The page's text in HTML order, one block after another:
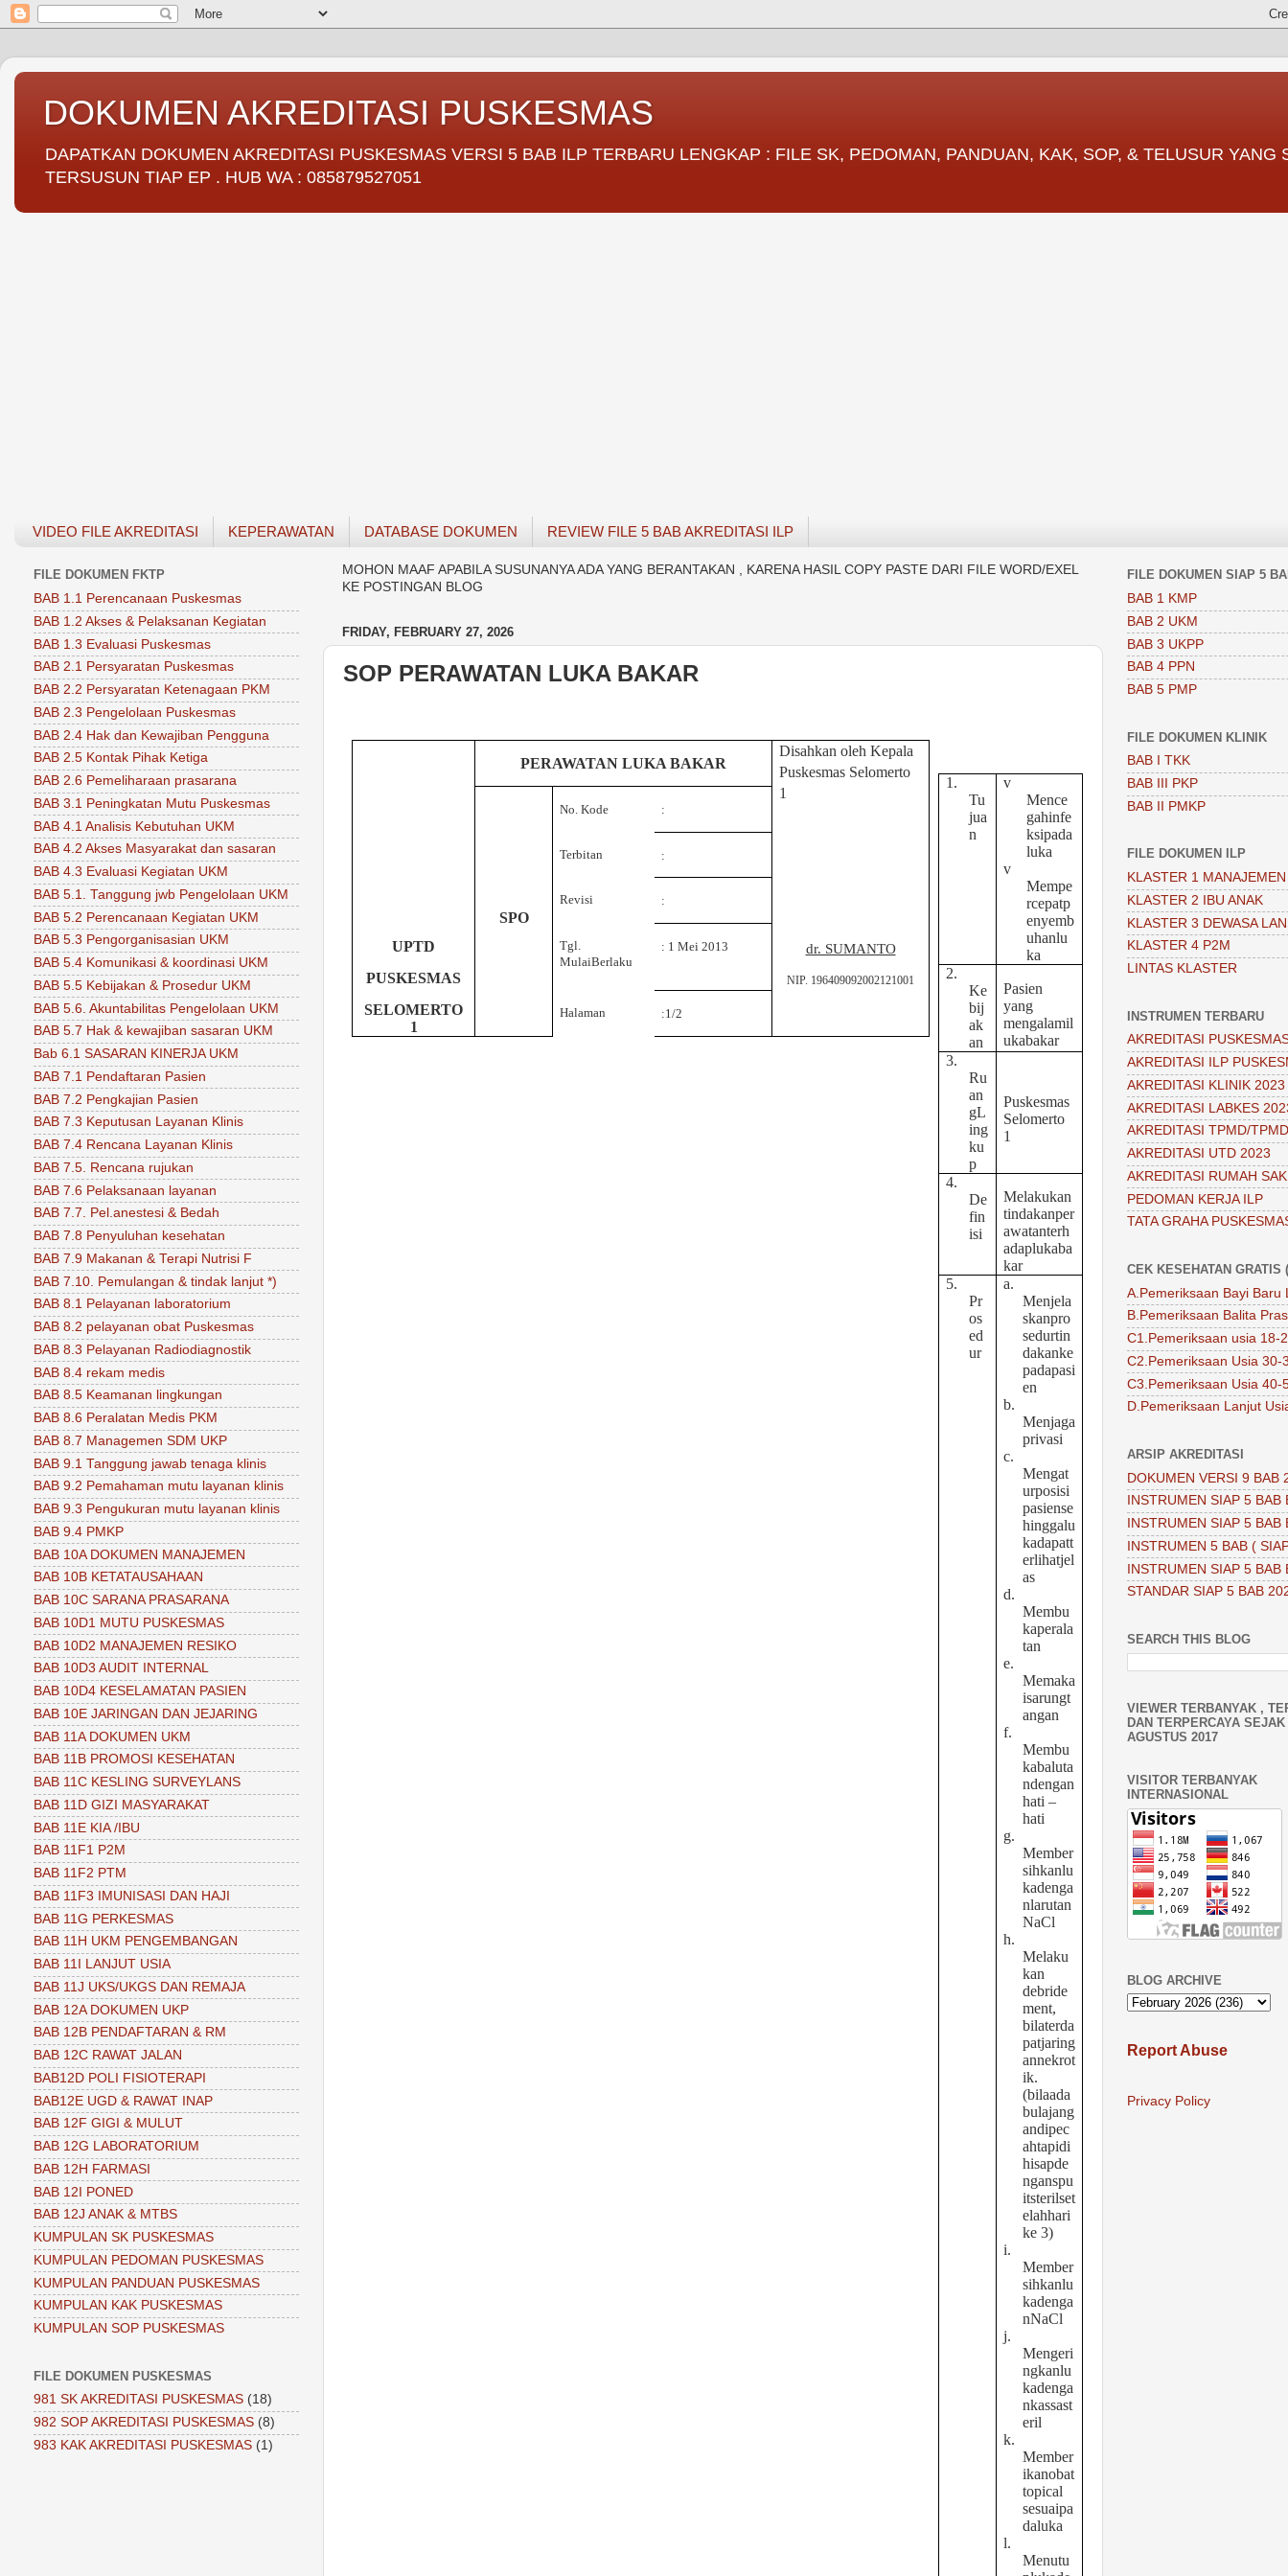
DOKUMEN AKREDITASI PUSKESMAS
DAPATKAN DOKUMEN AKREDITASI PUSKESMAS VERSI 5 BAB ILP TERBARU LENGKAP : FILE SK, PEDOMAN, PANDUAN, KAK, SOP, & TELUSUR YANG
TERSUSUN TIAP EP . HUB WA : 085879527051
VIDEO FILE AKREDITASI KEPERAWATAN DATABASE DOKUMEN REVIEW FILE 5 BAB AKREDITASI ILP
MOHON MAAF APABILA SUSUNANYA ADA YANG BERANTAKAN , KARENA HASIL COPY PASTE DARI FILE WORD/EXEL
KE POSTINGAN BLOG
FRIDAY, FEBRUARY 27, 2026
SOP PERAWATAN LUKA BAKAR
UPTD
PUSKESMAS
SELOMERTO
1
PERAWATAN LUKA BAKAR
Disahkan oleh Kepala
Puskesmas Selomerto
1
dr. SUMANTO
NIP. 196409092002121001
SPO
No. Kode :
Terbitan :
Revisi :
Tgl.
MulaiBerlaku
: 1 Mei 2013
Halaman :1/2
1.
Tu
jua
n
v
Mence
gahinfe
ksipada
luka
v
Mempe
rcepatp
enyemb
uhanlu
ka
2.
Ke
bij
ak
an
Pasien
yang
mengalamil
ukabakar
3.
Ru
an
gL
ing
ku
p
Puskesmas
Selomerto
1
4.
De
fin
isi
Melakukan
tindakanper
awatanterh
adaplukaba
kar
5.
Pr
os
ed
ur
a.
Menjela
skanpro
sedurtin
dakanke
padapasi
en
b.
Menjaga
privasi
c.
Mengat
urposisi
pasiense
hinggalu
kadapatt
erlihatjel
as
d.
Membu
kaperala
tan
e.
Memaka
isarungt
angan
f.
Membu
kabaluta
ndengan
hati –
hati
g.
Member
sihkanlu
kadenga
nlarutan
NaCl
h.
Melaku
kan
debride
ment,
bilaterda
patjaring
annekrot
ik.
(bilaada
bulajang
andipec
ahtapidi
hisapde
nganspu
itsterilset
elahhari
ke 3)
i.
Member
sihkanlu
kadenga
nNaCl
j.
Mengeri
ngkanlu
kadenga
nkassast
eril
k.
Member
ikanobat
topical
sesuaipa
daluka
l.
Menutu
FILE DOKUMEN FKTP
BAB 1.1 Perencanaan Puskesmas
BAB 1.2 Akses & Pelaksanan Kegiatan
BAB 1.3 Evaluasi Puskesmas
BAB 2.1 Persyaratan Puskesmas
BAB 2.2 Persyaratan Ketenagaan PKM
BAB 2.3 Pengelolaan Puskesmas
BAB 2.4 Hak dan Kewajiban Pengguna
BAB 2.5 Kontak Pihak Ketiga
BAB 2.6 Pemeliharaan prasarana
BAB 3.1 Peningkatan Mutu Puskesmas
BAB 4.1 Analisis Kebutuhan UKM
BAB 4.2 Akses Masyarakat dan sasaran
BAB 4.3 Evaluasi Kegiatan UKM
BAB 5.1. Tanggung jwb Pengelolaan UKM
BAB 5.2 Perencanaan Kegiatan UKM
BAB 5.3 Pengorganisasian UKM
BAB 5.4 Komunikasi & koordinasi UKM
BAB 5.5 Kebijakan & Prosedur UKM
BAB 5.6. Akuntabilitas Pengelolaan UKM
BAB 5.7 Hak & kewajiban sasaran UKM
Bab 6.1 SASARAN KINERJA UKM
BAB 7.1 Pendaftaran Pasien
BAB 7.2 Pengkajian Pasien
BAB 7.3 Keputusan Layanan Klinis
BAB 7.4 Rencana Layanan Klinis
BAB 7.5. Rencana rujukan
BAB 7.6 Pelaksanaan layanan
BAB 7.7. Pel.anestesi & Bedah
BAB 7.8 Penyuluhan kesehatan
BAB 7.9 Makanan & Terapi Nutrisi F
BAB 7.10. Pemulangan & tindak lanjut *)
BAB 8.1 Pelayanan laboratorium
BAB 8.2 pelayanan obat Puskesmas
BAB 8.3 Pelayanan Radiodiagnostik
BAB 8.4 rekam medis
BAB 8.5 Keamanan lingkungan
BAB 8.6 Peralatan Medis PKM
BAB 8.7 Managemen SDM UKP
BAB 9.1 Tanggung jawab tenaga klinis
BAB 9.2 Pemahaman mutu layanan klinis
BAB 9.3 Pengukuran mutu layanan klinis
BAB 9.4 PMKP
BAB 10A DOKUMEN MANAJEMEN
BAB 10B KETATAUSAHAAN
BAB 10C SARANA PRASARANA
BAB 10D1 MUTU PUSKESMAS
BAB 10D2 MANAJEMEN RESIKO
BAB 10D3 AUDIT INTERNAL
BAB 10D4 KESELAMATAN PASIEN
BAB 10E JARINGAN DAN JEJARING
BAB 11A DOKUMEN UKM
BAB 11B PROMOSI KESEHATAN
BAB 11C KESLING SURVEYLANS
BAB 11D GIZI MASYARAKAT
BAB 11E KIA /IBU
BAB 11F1 P2M
BAB 11F2 PTM
BAB 11F3 IMUNISASI DAN HAJI
BAB 11G PERKESMAS
BAB 11H UKM PENGEMBANGAN
BAB 11I LANJUT USIA
BAB 11J UKS/UKGS DAN REMAJA
BAB 12A DOKUMEN UKP
BAB 12B PENDAFTARAN & RM
BAB 12C RAWAT JALAN
BAB12D POLI FISIOTERAPI
BAB12E UGD & RAWAT INAP
BAB 12F GIGI & MULUT
BAB 12G LABORATORIUM
BAB 12H FARMASI
BAB 12I PONED
BAB 12J ANAK & MTBS
KUMPULAN SK PUSKESMAS
KUMPULAN PEDOMAN PUSKESMAS
KUMPULAN PANDUAN PUSKESMAS
KUMPULAN KAK PUSKESMAS
KUMPULAN SOP PUSKESMAS
FILE DOKUMEN PUSKESMAS
981 SK AKREDITASI PUSKESMAS (18)
982 SOP AKREDITASI PUSKESMAS (8)
983 KAK AKREDITASI PUSKESMAS (1)
FILE DOKUMEN SIAP 5
BAB 1 KMP
BAB 2 UKM
BAB 3 UKPP
BAB 4 PPN
BAB 5 PMP
FILE DOKUMEN KLINIK
BAB I TKK
BAB III PKP
BAB II PMKP
FILE DOKUMEN ILP
KLASTER 1 MANAJEMEN
KLASTER 2 IBU ANAK
KLASTER 3 DEWASA
KLASTER 4 P2M
LINTAS KLASTER
INSTRUMEN TERBARU
AKREDITASI
AKREDITASI ILP
AKREDITASI KLINIK 2023
AKREDITASI LABKES
AKREDITASI TPMD/
AKREDITASI UTD 2023
AKREDITASI RUMAH
PEDOMAN KERJA ILP
TATA GRAHA
CEK KESEHATAN GRATIS
A.Pemeriksaan Bayi Baru
B.Pemeriksaan Balita
C1.Pemeriksaan usia 18-
C2.Pemeriksaan Usia 30-
C3.Pemeriksaan Usia 40-
D.Pemeriksaan Lanjut
ARSIP AKREDITASI
DOKUMEN VERSI 9 BAB
INSTRUMEN SIAP 5 BAB
INSTRUMEN SIAP 5 BAB
INSTRUMEN 5 BAB (
INSTRUMEN SIAP 5 BAB
STANDAR SIAP 5 BAB
SEARCH THIS BLOG
VIEWER TERBANYAK ,
DAN TERPERCAYA SEJAK
AGUSTUS 2017
VISITOR TERBANYAK
INTERNASIONAL
BLOG ARCHIVE
Report Abuse
Privacy Policy